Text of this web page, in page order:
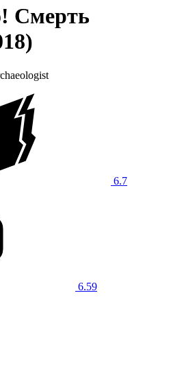
Смерть
6.7
6.59